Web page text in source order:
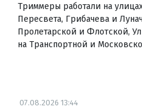
Триммеры работали на
Пересвета, Грибачева и
Пролетарской и Флотской,
на Транспортной и
07.08.2026 13:44